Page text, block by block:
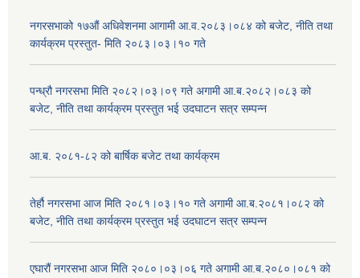
नगरसभाको १७औं अधिवेशनमा आगामी आ.व.२०८३।०८४ को बजेट, नीति तथा
कार्यक्रम प्रस्तुत- मिति २०८३।०३।१० गते
पन्ध्रौ नगरसभा मिति २०८२।०३।०९ गते अगामी आ.ब.२०८२।०८३ को
बजेट, नीति तथा कार्यक्रम प्रस्तुत भई उदघाटन सत्र सम्पन्न
आ.ब. २०८१-८२ को बार्षिक बजेट तथा कार्यक्रम
तेर्हौ नगरसभा आज मिति २०८१।०३।१० गते अगामी आ.ब.२०८१।०८२ को
बजेट, नीति तथा कार्यक्रम प्रस्तुत भई उदघाटन सत्र सम्पन्न
एघारौं नगरसभा आज मिति २०८०।०३।०६ गते अगामी आ.ब.२०८०।०८१ को